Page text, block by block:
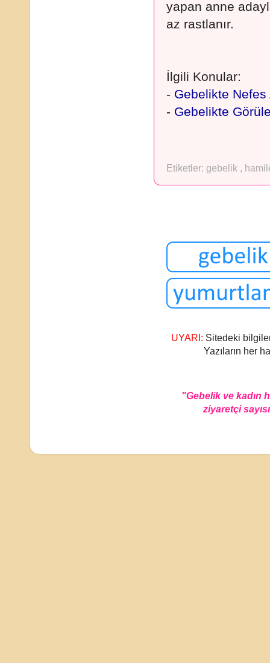
yapan anne
az rastlanır.
İlgili Konular:
- Gebelikte
- Gebelikte
Etiketler: gebelik ,
UYARI: Sitedeki
Yazıların her
"Gebelik ve kadın
ziyaretçi